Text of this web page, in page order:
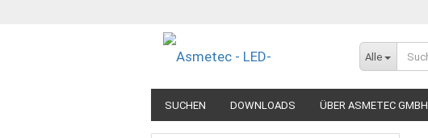
Alle
SUCHEN DOWNLOADS ÜBER ASMETEC GMBH